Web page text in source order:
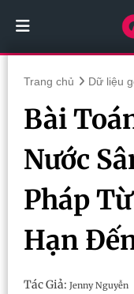
Trang chủ Dữ liệu
Bài
Nước
Pháp
Hạn
Tác Giả: Jenny Nguyễn